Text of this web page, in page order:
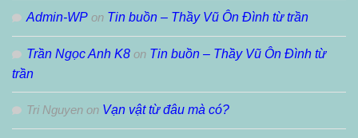
Admin-WP on Tin buồn – Thầy Vũ Ôn Đình từ trần
Trần Ngọc Anh K8 on Tin buồn – Thầy Vũ Ôn Đình từ
trần
Tri Nguyen on Vạn vật từ đâu mà có?